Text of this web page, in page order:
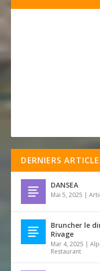
DERNIERS
DANSEA
Mai 5, 2025 |
Bruncher le
Rivage
Mar 4, 2025 |
Restaurant